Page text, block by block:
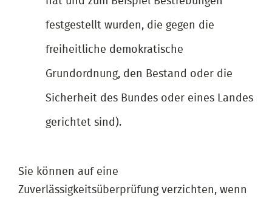
festgestellt wurden, die gegen die
freiheitliche demokratische
Grundordnung, den Bestand oder die
Sicherheit des Bundes oder eines Landes
gerichtet sind).
Sie können auf eine
Zuverlässigkeitsüberprüfung verzichten, wenn